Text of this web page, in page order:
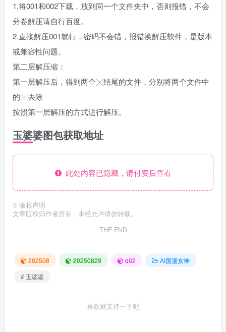
1.将001和002下载，放到同一个文件夹中，否则报错，不会
分卷解压请自行百度。
2.直接解压001就行，密码不会错，报错换解压软件，是版本
或兼容性问题。
第二层解压缩：
第一层解压后，得到两个╳结尾的文件，分别将两个文件中
的╳去除
按照第一层解压的方式进行解压。
玉婆婆图包获取地址
此处内容已隐藏，请付费后查看
© 版权声明
文章版权归作者所有，未经允许请勿转载。
THE END
202508 20250829 q02
AI国漫女神
# 玉婆婆
喜欢就支持一下吧